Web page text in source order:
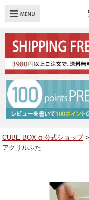
：透明扉 引き出し LED
へ戻る
品一覧
ューブボックスαレイアウト例
CUBE BOX α 公式ショップ>
アクリルふた